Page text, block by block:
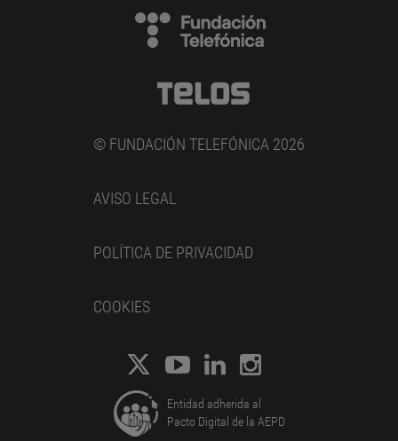
© FUNDACIÓN TELEFÓNICA 2026
AVISO LEGAL
POLÍTICA DE PRIVACIDAD
COOKIES
Entidad adherida al
Pacto Digital de la AEPD